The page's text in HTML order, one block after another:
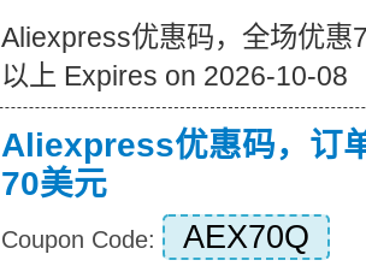
Aliexpress优惠码，全场优惠
以上 Expires on 2026-10-08
Aliexpress优惠码，订
70美元
Coupon Code: AEX70Q